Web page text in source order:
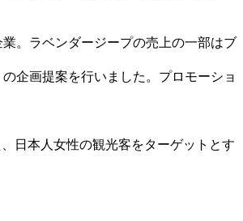
。ラベンダージープの売上の一部はブ
企画提案を行いました。プロモーショ
日本人女性の観光客をターゲットとす